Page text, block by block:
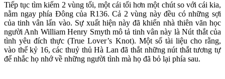
Tiếp tục tìm kiếm 2 vùng tối, một cái tối hơn một chút so với cái kia,
nằm ngay phía Đông của R136. Cả 2 vùng này đều có những sợi
của tinh vân lấn vào. Sự xuất hiện này đã khiến nhà thiên văn học
người Anh William Henry Smyth mô tả tinh vân này là Nút thắt của
tình yêu đích thực (True Lover’s Knot). Một số tài liệu cho rằng,
vào thế kỷ 16, các thuỷ thủ Hà Lan đã thắt những nút thắt tương tự
để nhắc họ nhớ về những người tình mà họ đã bỏ lại phía sau.